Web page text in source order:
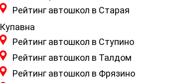
Рейтинг автошкол в Старая
Купавна
Рейтинг автошкол в Ступино
Рейтинг автошкол в Талдом
Рейтинг автошкол в Фрязино